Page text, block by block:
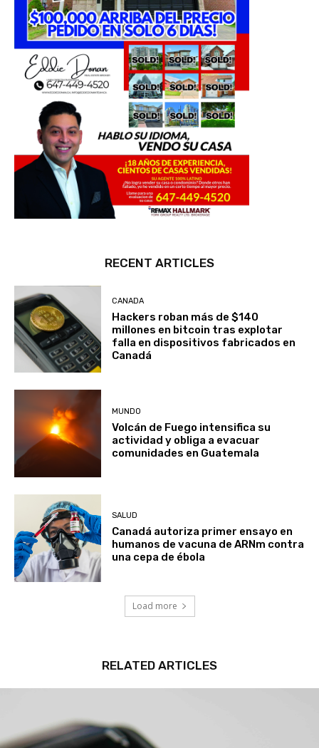
RECENT ARTICLES
CANADA
Hackers roban más de $140
millones en bitcoin tras explotar
falla en dispositivos fabricados en
Canadá
MUNDO
Volcán de Fuego intensifica su
actividad y obliga a evacuar
comunidades en Guatemala
SALUD
Canadá autoriza primer ensayo en
humanos de vacuna de ARNm contra
una cepa de ébola
Load more
RELATED ARTICLES